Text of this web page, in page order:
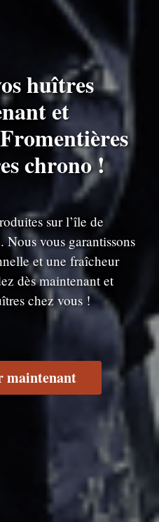
huîtres
et
chrono !
sur l’île de
vous garantissons
et une fraîcheur
dès maintenant et
chez vous !
maintenant